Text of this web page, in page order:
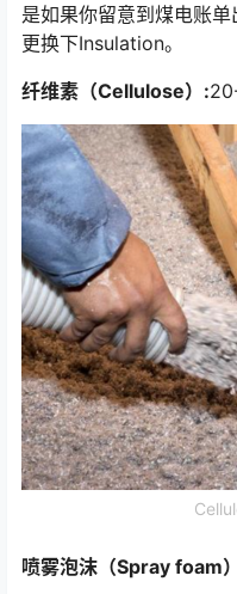
是如果你留意到煤电账
更换下Insulation。
纤维素（Cellulose）:
喷雾泡沫（Spray foam）